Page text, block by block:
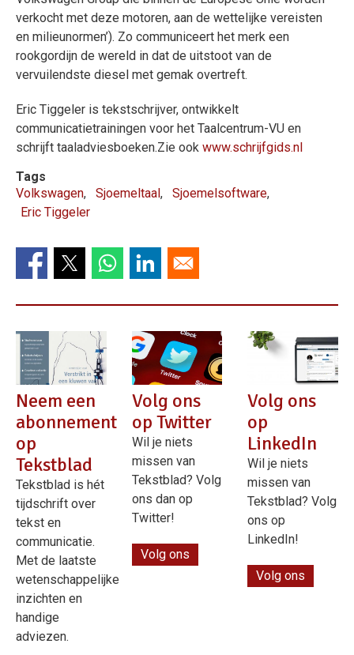
verkocht met deze motoren, aan de wettelijke vereisten
en milieunormen’). Zo communiceert het merk een
rookgordijn de wereld in dat de uitstoot van de
vervuilendste diesel met gemak overtreft.
Eric Tiggeler is tekstschrijver, ontwikkelt
communicatietrainingen voor het Taalcentrum-VU en
schrijft taaladviesboeken.Zie ook www.schrijfgids.nl
Tags
Volkswagen
Sjoemeltaal
Sjoemelsoftware
Eric Tiggeler
Neem een
abonnement
op
Tekstblad
Tekstblad is hét
tijdschrift over
tekst en
communicatie.
Met de laatste
wetenschappelijke
inzichten en
handige
adviezen.
Volg ons
op Twitter
Wil je niets
missen van
Tekstblad? Volg
ons dan op
Twitter!
Volg ons
Volg ons
op
LinkedIn
Wil je niets
missen van
Tekstblad? Volg
ons op
LinkedIn!
Volg ons